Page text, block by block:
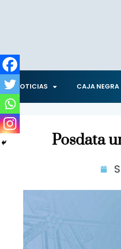
NOTICIAS CAJA NEGRA
Posdata